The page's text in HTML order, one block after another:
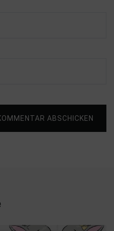
ABSCHICKEN